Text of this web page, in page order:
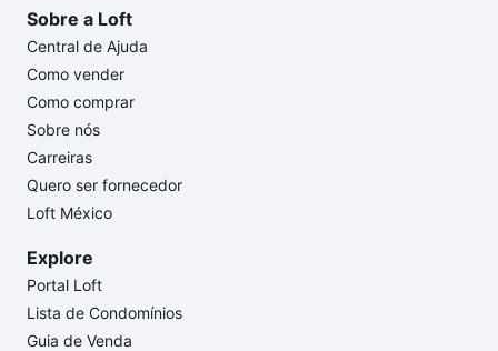
Sobre a Loft
Central de Ajuda
Como vender
Como comprar
Sobre nós
Carreiras
Quero ser fornecedor
Loft México
Explore
Portal Loft
Lista de Condomínios
Guia de Venda